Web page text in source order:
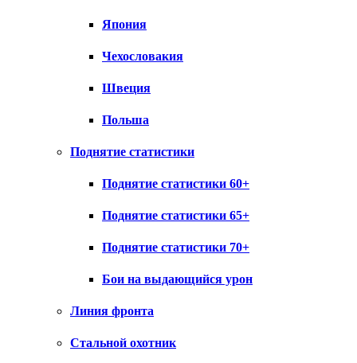
Япония
Чехословакия
Швеция
Польша
Поднятие статистики
Поднятие статистики 60+
Поднятие статистики 65+
Поднятие статистики 70+
Бои на выдающийся урон
Линия фронта
Стальной охотник